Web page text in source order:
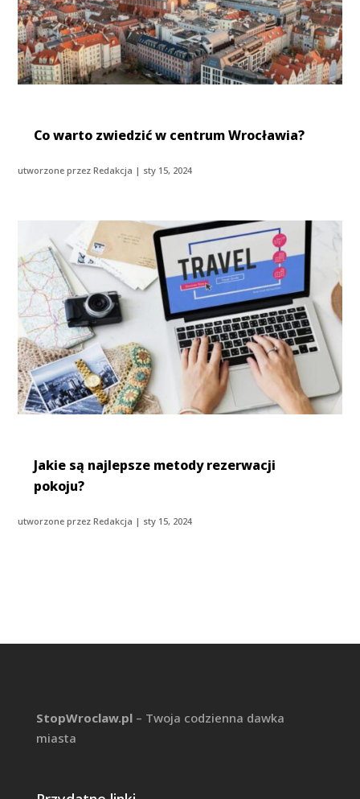
Co warto zwiedzić w centrum Wrocławia?
utworzone przezRedakcja | sty 15, 2024
Jakie są najlepsze metody rezerwacji
pokoju?
utworzone przezRedakcja | sty 15, 2024
StopWroclaw.pl– Twoja codzienna dawka
miasta